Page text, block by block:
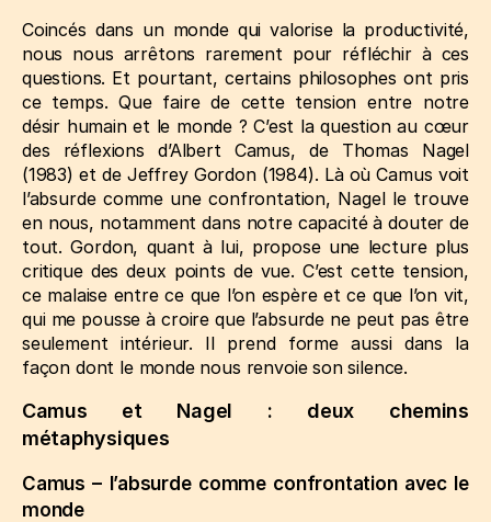
Coincés dans un monde qui valorise la productivité,
nous nous arrêtons rarement pour réfléchir à ces
questions. Et pourtant, certains philosophes ont pris
ce temps. Que faire de cette tension entre notre
désir humain et le monde ? C’est la question au cœur
des réflexions d’Albert Camus, de Thomas Nagel
(1983) et de Jeffrey Gordon (1984). Là où Camus voit
l’absurde comme une confrontation, Nagel le trouve
en nous, notamment dans notre capacité à douter de
tout. Gordon, quant à lui, propose une lecture plus
critique des deux points de vue. C’est cette tension,
ce malaise entre ce que l’on espère et ce que l’on vit,
qui me pousse à croire que l’absurde ne peut pas être
seulement intérieur. Il prend forme aussi dans la
façon dont le monde nous renvoie son silence.
Camus et Nagel : deux chemins
métaphysiques
Camus – l’absurde comme confrontation avec le
monde